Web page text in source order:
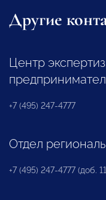
Другие
Центр
+7 (495) 247-4777
Отдел
+7 (495) 247-4777 (доб.